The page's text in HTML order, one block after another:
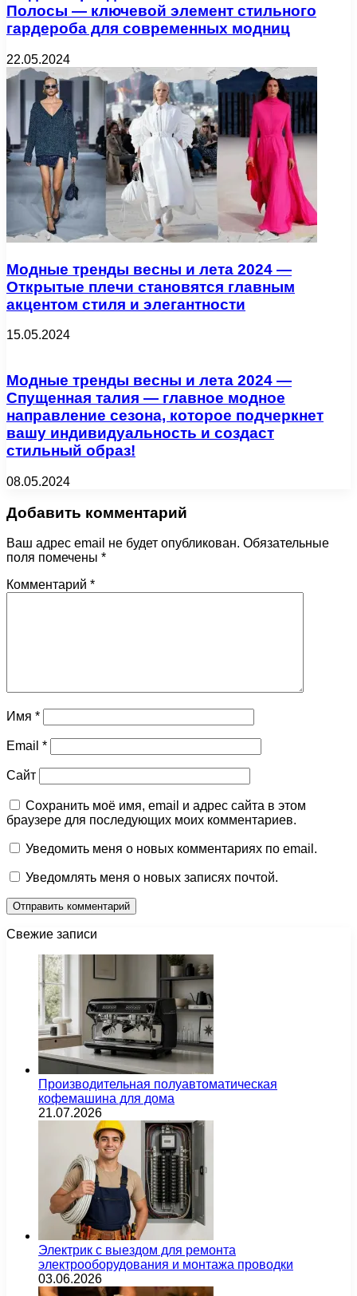
Полосы — ключевой элемент стильного
гардероба для современных модниц
22.05.2024
Модные тренды весны и лета 2024 —
Открытые плечи становятся главным
акцентом стиля и элегантности
15.05.2024
Модные тренды весны и лета 2024 —
Спущенная талия — главное модное
направление сезона, которое подчеркнет
вашу индивидуальность и создаст
стильный образ!
08.05.2024
Добавить комментарий
Ваш адрес email не будет опубликован. Обязательные
поля помечены *
Комментарий *
Имя *
Email *
Сайт
Сохранить моё имя, email и адрес сайта в этом
браузере для последующих моих комментариев.
Уведомить меня о новых комментариях по email.
Уведомлять меня о новых записях почтой.
Свежие записи
Производительная полуавтоматическая
кофемашина для дома
21.07.2026
Электрик с выездом для ремонта
электрооборудования и монтажа проводки
03.06.2026